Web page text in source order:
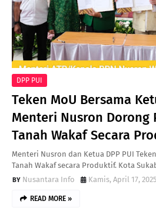
DPP PUI
Teken MoU Bersama
Menteri Nusron Dorong
Tanah Wakaf Secara
Menteri Nusron dan Ketua DPP PUI
Tanah Wakaf secara Produktif. Kota
Nusantara Info
Kamis, April 17, 2025
READ MORE »